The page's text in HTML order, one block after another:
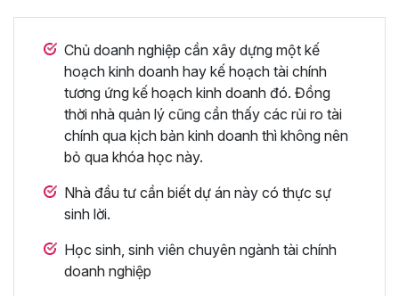
Chủ doanh nghiệp cần xây dựng một kế
hoạch kinh doanh hay kế hoạch tài chính
tương ứng kế hoạch kinh doanh đó. Đồng
thời nhà quản lý cũng cần thấy các rủi ro tài
chính qua kịch bản kinh doanh thì không nên
bỏ qua khóa học này.
Nhà đầu tư cần biết dự án này có thực sự
sinh lời.
Học sinh, sinh viên chuyên ngành tài chính
doanh nghiệp